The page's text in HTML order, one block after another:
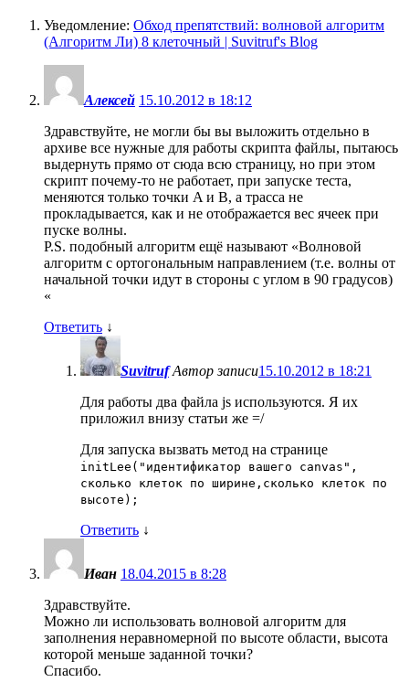
Уведомление: Обход препятствий: волновой алгоритм
(Алгоритм Ли) 8 клеточный | Suvitruf's Blog
Алексей 15.10.2012 в 18:12
Здравствуйте, не могли бы вы выложить отдельно в
архиве все нужные для работы скрипта файлы, пытаюсь
выдернуть прямо от сюда всю страницу, но при этом
скрипт почему-то не работает, при запуске теста,
меняются только точки A и B, а трасса не
прокладывается, как и не отображается вес ячеек при
пуске волны.
P.S. подобный алгоритм ещё называют «Волновой
алгоритм с ортогональным направлением (т.е. волны от
начальной точки идут в стороны c углом в 90 градусов)
«
Ответить ↓
Suvitruf Автор записи15.10.2012 в 18:21
Для работы два файла js используются. Я их
приложил внизу статьи же =/
Для запуска вызвать метод на странице
initLee("идентификатор вашего canvas",
сколько клеток по ширине,сколько клеток по
высоте);
Ответить ↓
Иван 18.04.2015 в 8:28
Здравствуйте.
Можно ли использовать волновой алгоритм для
заполнения неравномерной по высоте области, высота
которой меньше заданной точки?
Спасибо.